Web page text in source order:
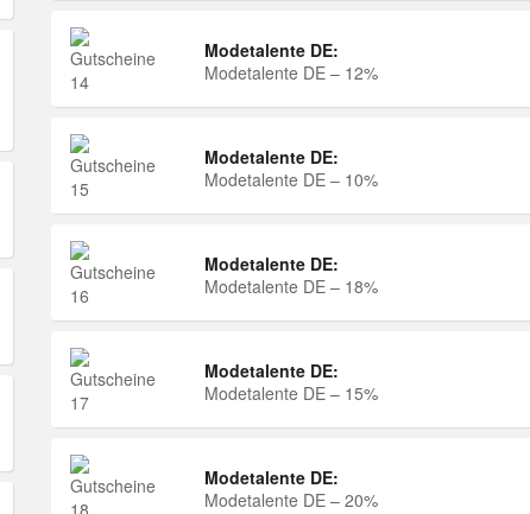
Modetalente DE:
Modetalente DE – 12%
Modetalente DE:
Modetalente DE – 10%
Modetalente DE:
Modetalente DE – 18%
Modetalente DE:
Modetalente DE – 15%
Modetalente DE:
Modetalente DE – 20%